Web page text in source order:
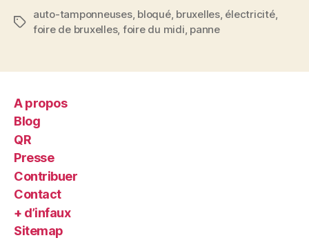
Étiquettes
auto-tamponneuses, bloqué, bruxelles, électricité,
foire de bruxelles, foire du midi, panne
A propos
Blog
QR
Presse
Contribuer
Contact
+ d’infaux
Sitemap